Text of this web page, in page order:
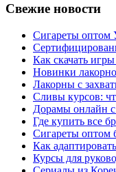
Свежие новости
Сигареты оптом
Как скачать
Новинки
Лакорны с
Сливы курсов:
Дорамы онлайн с
Где купить все
Сигареты оптом
Как
Курсы для